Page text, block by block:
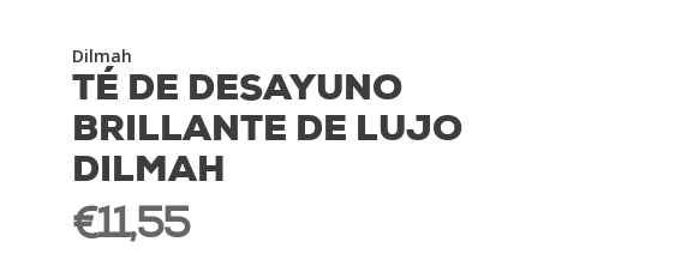
Dilmah
TÉ DE DESAYUNO
BRILLANTE DE LUJO
DILMAH
€11,55